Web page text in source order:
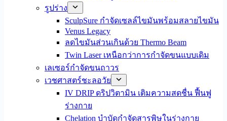
รูปร่าง
SculpSure กำจัดเซลล์ไขมันพร้อมสลายไขมัน
Venus Legacy
ลดไขมันส่วนเกินด้วย Thermo Beam
Twin Laser เหนือกว่าการกำจัดขนแบบเดิม
เลเซอร์กำจัดขนถาวร
เวชศาสตร์ชะลอวัย
IV DRIP ดริปวิตามิน เติมความสดชื่น ฟื้นฟู
ร่างกาย
Chelation บำบัดกำจัดสารพิษในร่างกาย